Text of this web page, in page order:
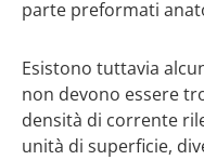
parte preformati
Esistono tuttavia
non devono essere
densità di corrente
unità di superficie,